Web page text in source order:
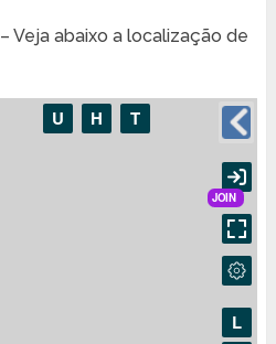
– Veja abaixo a localização de